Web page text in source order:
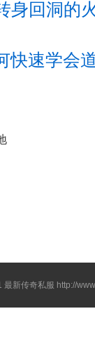
身回洞的
快速学会
最新传奇私服 http://